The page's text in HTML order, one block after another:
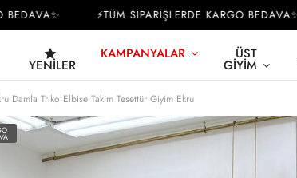
⚡TÜM SİPARİŞLERDE KARGO BEDAVA✨
YENILER
KAMPANYALAR ÜST
GIYIM
Damla Triko Elbise Takım Tesettür Giyim Ekru